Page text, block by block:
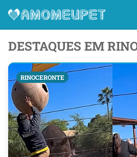
DESTAQUES EM
RINOCERONTE